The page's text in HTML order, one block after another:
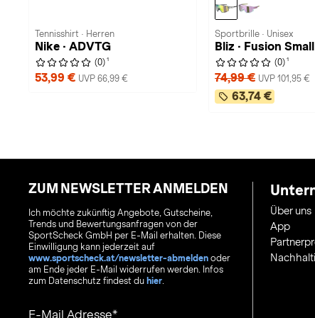
Tennisshirt · Herren
Nike · ADVTG
(0) 1
53,99 € UVP 66,99 €
Sportbrille · Unisex
Bliz · Fusion Small
(0) 1
74,99 € UVP 101,95 €
63,74 €
ZUM NEWSLETTER ANMELDEN
Ich möchte zukünftig Angebote, Gutscheine,
Trends und Bewertungsanfragen von der
SportScheck GmbH per E-Mail erhalten. Diese
Einwilligung kann jederzeit auf
www.sportscheck.at/newsletter-abmelden oder
am Ende jeder E-Mail widerrufen werden. Infos
zum Datenschutz findest du hier
E-Mail Adresse
Über uns
App